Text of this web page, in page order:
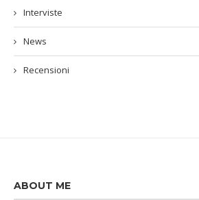
Interviste
News
Recensioni
ABOUT ME